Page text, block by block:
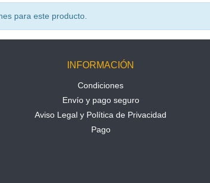
para este producto.
INFORMACIÓN
Condiciones
Envío y pago seguro
Aviso Legal y Política de Privacidad
Pago